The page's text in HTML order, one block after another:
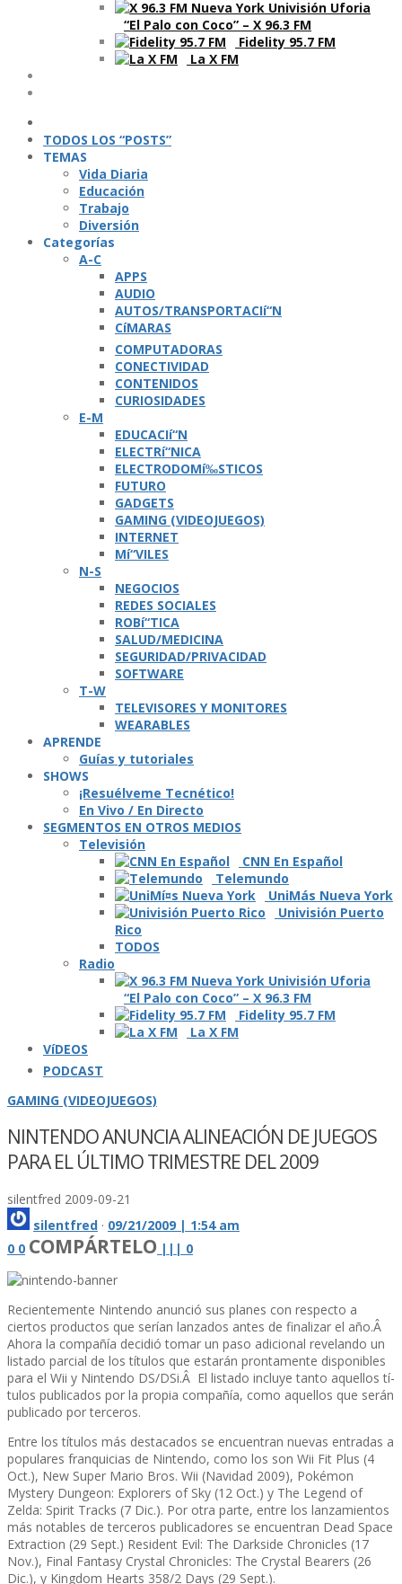
“El Palo con Coco” – X 96.3 FM
Fidelity 95.7 FM
La X FM
TODOS LOS “POSTS”
TEMAS
Vida Diaria
Educación
Trabajo
Diversión
Categorí­as
A-C
APPS
AUDIO
AUTOS/TRANSPORTACIí“N
CíMARAS
COMPUTADORAS
CONECTIVIDAD
CONTENIDOS
CURIOSIDADES
E-M
EDUCACIí“N
ELECTRí“NICA
ELECTRODOMí‰STICOS
FUTURO
GADGETS
GAMING (VIDEOJUEGOS)
INTERNET
Mí“VILES
N-S
NEGOCIOS
REDES SOCIALES
ROBí“TICA
SALUD/MEDICINA
SEGURIDAD/PRIVACIDAD
SOFTWARE
T-W
TELEVISORES Y MONITORES
WEARABLES
APRENDE
Guí­as y tutoriales
SHOWS
¡Resuélveme Tecnético!
En Vivo / En Directo
SEGMENTOS EN OTROS MEDIOS
Televisión
CNN En Español
Telemundo
UniMás Nueva York
Univisión Puerto
Rico
TODOS
Radio
“El Palo con Coco” – X 96.3 FM
Fidelity 95.7 FM
La X FM
VíDEOS
PODCAST
GAMING (VIDEOJUEGOS)
NINTENDO ANUNCIA ALINEACIÓN DE JUEGOS
PARA EL ÚLTIMO TRIMESTRE DEL 2009
silentfred 2009-09-21
silentfred · 09/21/2009 | 1:54 am
0 0 COMPÁRTELO | | | 0
Recientemente Nintendo anunció sus planes con respecto a
ciertos productos que serí­an lanzados antes de finalizar el año.Â
Ahora la compañí­a decidió tomar un paso adicional revelando un
listado parcial de los tí­tulos que estarán prontamente disponibles
para el Wii y Nintendo DS/DSi.Â El listado incluye tanto aquellos tí­
tulos publicados por la propia compañí­a, como aquellos que serán
publicado por terceros.
Entre los tí­tulos más destacados se encuentran nuevas entradas a
populares franquicias de Nintendo, como los son Wii Fit Plus (4
Oct.), New Super Mario Bros. Wii (Navidad 2009), Pokémon
Mystery Dungeon: Explorers of Sky (12 Oct.) y The Legend of
Zelda: Spirit Tracks (7 Dic.). Por otra parte, entre los lanzamientos
más notables de terceros publicadores se encuentran Dead Space
Extraction (29 Sept.) Resident Evil: The Darkside Chronicles (17
Nov.), Final Fantasy Crystal Chronicles: The Crystal Bearers (26
Dic.), y Kingdom Hearts 358/2 Days (29 Sept.).